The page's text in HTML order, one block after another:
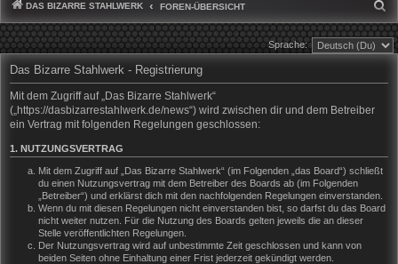
DAS BIZARRE STAHLWERK FOREN-ÜBERSICHT
U
C
Sprache:
Das Bizarre Stahlwerk - Registrierung
Mit dem Zugriff auf „Das Bizarre Stahlwerk“
(„https://dasbizarrestahlwerk.de/news“) wird zwischen dir und dem Betreiber
ein Vertrag mit folgenden Regelungen geschlossen:
1. NUTZUNGSVERTRAG
Mit dem Zugriff auf „Das Bizarre Stahlwerk“ (im Folgenden „das Board“) schließt
du einen Nutzungsvertrag mit dem Betreiber des Boards ab (im Folgenden
„Betreiber“) und erklärst dich mit den nachfolgenden Regelungen einverstanden.
Wenn du mit diesen Regelungen nicht einverstanden bist, so darfst du das Board
nicht weiter nutzen. Für die Nutzung des Boards gelten jeweils die an dieser
Stelle veröffentlichten Regelungen.
Der Nutzungsvertrag wird auf unbestimmte Zeit geschlossen und kann von
beiden Seiten ohne Einhaltung einer Frist jederzeit gekündigt werden.